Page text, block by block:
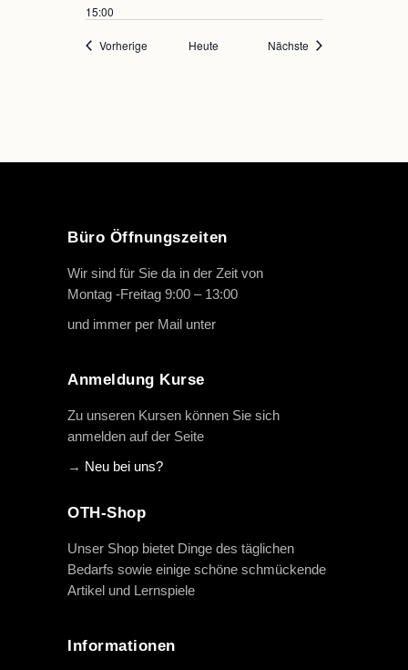
15:00
VorherigeVeranstaltungen
Heute Nächste Veranstaltungen
Büro Öffnungszeiten
Wir sind für Sie da in der Zeit von
Montag -Freitag 9:00 – 13:00
und immer per Mail unter
Anmeldung Kurse
Zu unseren Kursen können Sie sich
anmelden auf der Seite
→ Neu bei uns?
OTH-Shop
Unser Shop bietet Dinge des täglichen
Bedarfs sowie einige schöne schmückende
Artikel und Lernspiele
Informationen